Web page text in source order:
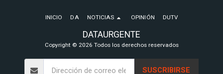
DATAURGENTE
Copyright © 2026 Todos los derechos reservados
INICIO DA NOTICIAS OPINIÓN DUTV
SUSCRIBIRSE